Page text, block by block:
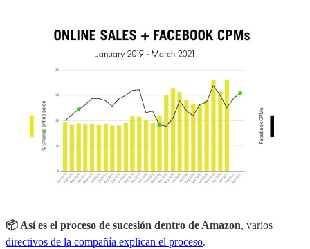
📦 Así es el proceso de sucesión dentro de Amazon, varios
directivos de la compañía explican el proceso.